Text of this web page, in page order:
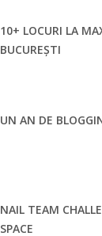
10+ LOCURI LA
BUCUREȘTI
UN AN DE
NAIL TEAM
SPACE